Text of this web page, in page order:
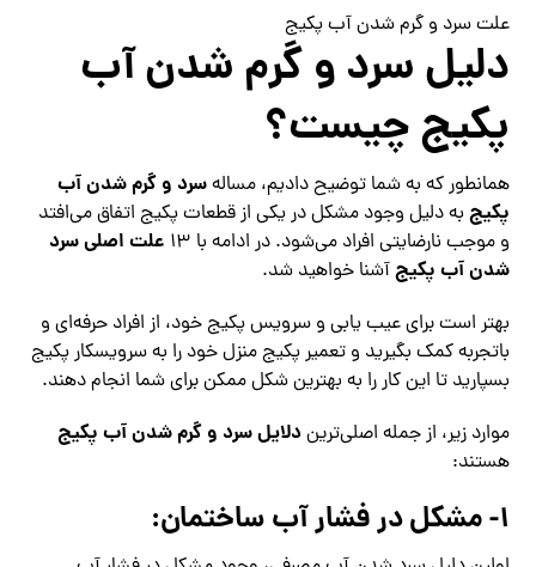
علت سرد و گرم شدن آب پکیج
دلیل سرد و گرم شدن آب
پکیج چیست؟
همانطور که به شما توضیح دادیم، مسالهسرد و گرم شدن آب
پکیج به دلیل وجود مشکل در یکی از قطعات پکیج اتفاق می‌افتد
و موجب نارضایتی افراد می‌شود. در ادامه با ۱۳
علت اصلی سرد
شدن آب پکیجآشنا خواهید شد.
بهتر است برای عیب یابی و سرویس پکیج خود، از افراد حرفه‌ای و
باتجربه کمک بگیرید و تعمیر پکیج منزل خود را به سرویسکار پکیج
بسپارید تا این کار را به بهترین شکل ممکن برای شما انجام دهند.
موارد زیر، از جمله اصلی‌ترین دلایل سرد و گرم شدن آب پکیج
هستند:
۱- مشکل در فشار آب ساختمان: